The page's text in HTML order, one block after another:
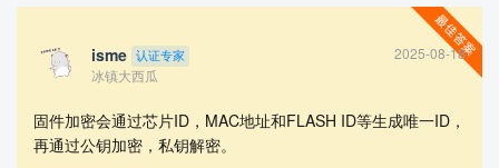
isme 认证专家
2025-08-18
冰镇大西瓜
固件加密会通过芯片ID，MAC地址和FLASH ID等生成唯一ID，
再通过公钥加密，私钥解密。